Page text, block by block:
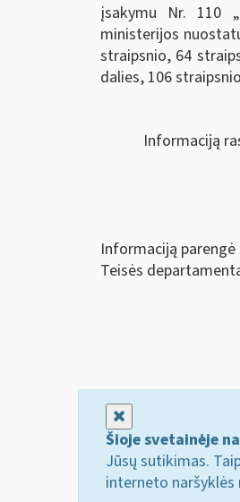
įsakymu Nr. 110
ministerijos
straipsnio, 64
dalies, 106
Informaciją
Informaciją parengė
Teisės
Šioje svetainėje
Jūsų sutikimas.
interneto